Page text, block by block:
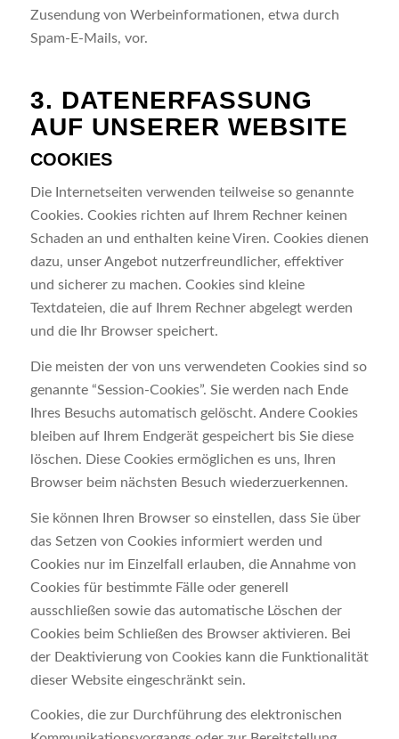
Zusendung von Werbeinformationen, etwa durch
Spam-E-Mails, vor.
3. DATENERFASSUNG
AUF UNSERER WEBSITE
COOKIES
Die Internetseiten verwenden teilweise so genannte
Cookies. Cookies richten auf Ihrem Rechner keinen
Schaden an und enthalten keine Viren. Cookies dienen
dazu, unser Angebot nutzerfreundlicher, effektiver
und sicherer zu machen. Cookies sind kleine
Textdateien, die auf Ihrem Rechner abgelegt werden
und die Ihr Browser speichert.
Die meisten der von uns verwendeten Cookies sind so
genannte “Session-Cookies”. Sie werden nach Ende
Ihres Besuchs automatisch gelöscht. Andere Cookies
bleiben auf Ihrem Endgerät gespeichert bis Sie diese
löschen. Diese Cookies ermöglichen es uns, Ihren
Browser beim nächsten Besuch wiederzuerkennen.
Sie können Ihren Browser so einstellen, dass Sie über
das Setzen von Cookies informiert werden und
Cookies nur im Einzelfall erlauben, die Annahme von
Cookies für bestimmte Fälle oder generell
ausschließen sowie das automatische Löschen der
Cookies beim Schließen des Browser aktivieren. Bei
der Deaktivierung von Cookies kann die Funktionalität
dieser Website eingeschränkt sein.
Cookies, die zur Durchführung des elektronischen